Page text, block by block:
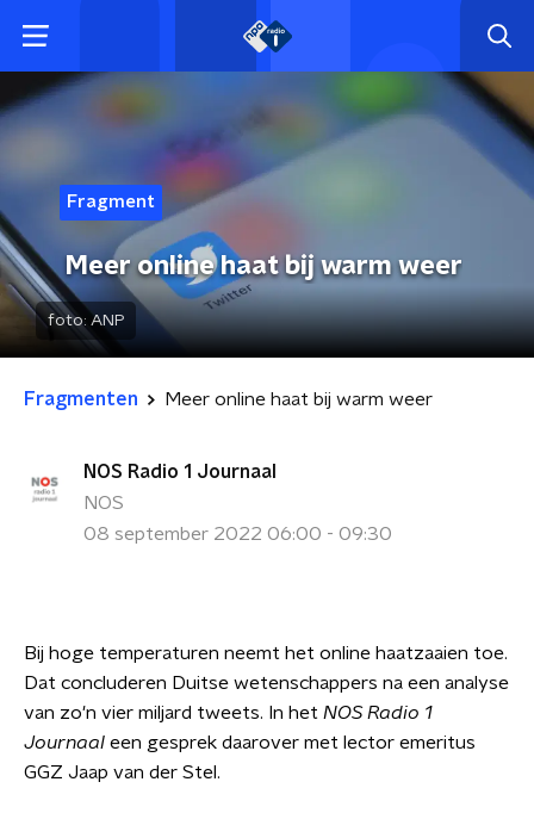
Fragment
Meer online haat bij warm weer
foto: ANP
Fragmenten Meer online haat bij warm weer
NOS Radio 1 Journaal
NOS
08 september 2022 06:00 - 09:30
Bij hoge temperaturen neemt het online haatzaaien toe.
Dat concluderen Duitse wetenschappers na een analyse
van zo'n vier miljard tweets. In het NOS Radio 1
Journaal een gesprek daarover met lector emeritus
GGZ Jaap van der Stel.